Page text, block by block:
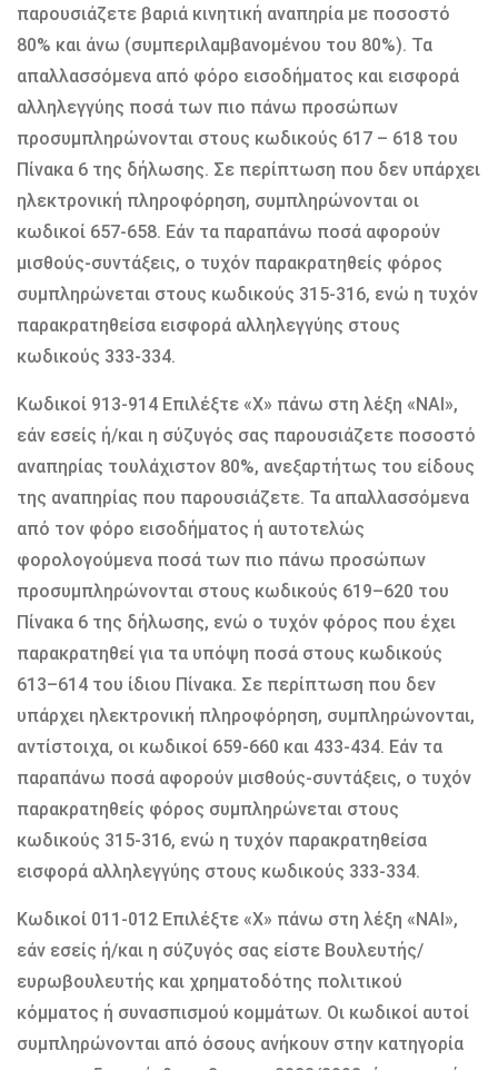
παρουσιάζετε βαριά κινητική αναπηρία με ποσοστό
80% και άνω (συμπεριλαμβανομένου του 80%). Τα
απαλλασσόμενα από φόρο εισοδήματος και εισφορά
αλληλεγγύης ποσά των πιο πάνω προσώπων
προσυμπληρώνονται στους κωδικούς 617 – 618 του
Πίνακα 6 της δήλωσης. Σε περίπτωση που δεν υπάρχει
ηλεκτρονική πληροφόρηση, συμπληρώνονται οι
κωδικοί 657-658. Εάν τα παραπάνω ποσά αφορούν
μισθούς-συντάξεις, ο τυχόν παρακρατηθείς φόρος
συμπληρώνεται στους κωδικούς 315-316, ενώ η τυχόν
παρακρατηθείσα εισφορά αλληλεγγύης στους
κωδικούς 333-334.
Κωδικοί 913-914 Επιλέξτε «Χ» πάνω στη λέξη «ΝΑΙ»,
εάν εσείς ή/και η σύζυγός σας παρουσιάζετε ποσοστό
αναπηρίας τουλάχιστον 80%, ανεξαρτήτως του είδους
της αναπηρίας που παρουσιάζετε. Τα απαλλασσόμενα
από τον φόρο εισοδήματος ή αυτοτελώς
φορολογούμενα ποσά των πιο πάνω προσώπων
προσυμπληρώνονται στους κωδικούς 619–620 του
Πίνακα 6 της δήλωσης, ενώ ο τυχόν φόρος που έχει
παρακρατηθεί για τα υπόψη ποσά στους κωδικούς
613–614 του ίδιου Πίνακα. Σε περίπτωση που δεν
υπάρχει ηλεκτρονική πληροφόρηση, συμπληρώνονται,
αντίστοιχα, οι κωδικοί 659-660 και 433-434. Εάν τα
παραπάνω ποσά αφορούν μισθούς-συντάξεις, ο τυχόν
παρακρατηθείς φόρος συμπληρώνεται στους
κωδικούς 315-316, ενώ η τυχόν παρακρατηθείσα
εισφορά αλληλεγγύης στους κωδικούς 333-334.
Κωδικοί 011-012 Επιλέξτε «Χ» πάνω στη λέξη «ΝΑΙ»,
εάν εσείς ή/και η σύζυγός σας είστε Βουλευτής/
ευρωβουλευτής και χρηματοδότης πολιτικού
κόμματος ή συνασπισμού κομμάτων. Οι κωδικοί αυτοί
συμπληρώνονται από όσους ανήκουν στην κατηγορία